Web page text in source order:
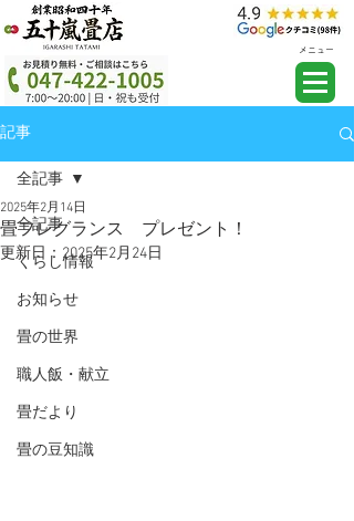
メニュー
記事
全記事
くらし情報
お知らせ
畳の世界
職人飯・献立
畳だより
畳の豆知識
全記事
畳フレグランス プレゼント！
2025年2月14日
更新日： 2025年2月24日